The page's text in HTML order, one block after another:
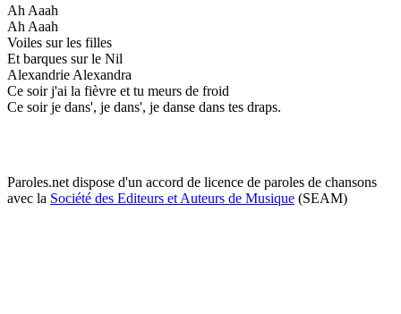
Ah Aaah
Ah Aaah
Voiles sur les filles
Et barques sur le Nil
Alexandrie Alexandra
Ce soir j'ai la fièvre et tu meurs de froid
Ce soir je dans', je dans', je danse dans tes draps.
Paroles.net dispose d'un accord de licence de paroles de chansons
avec la Société des Editeurs et Auteurs de Musique (SEAM)